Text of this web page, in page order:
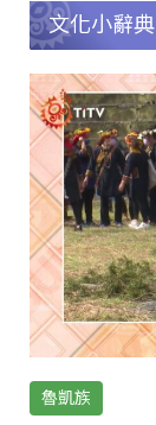
文化小辭典
魯凱族